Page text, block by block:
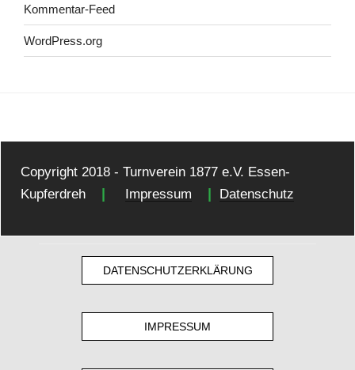
Kommentar-Feed
WordPress.org
Copyright 2018 - Turnverein 1877 e.V. Essen-
Kupferdreh
Impressum Datenschutz
DATENSCHUTZERKLÄRUNG
IMPRESSUM